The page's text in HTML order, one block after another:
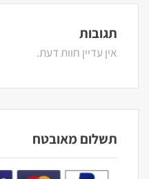
תגובות
אין עדיין חוות דעת.
תשלום מאובטח